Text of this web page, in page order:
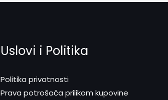
Uslovi i Politika
Politika privatnosti
Prava potrošača prilikom kupovine